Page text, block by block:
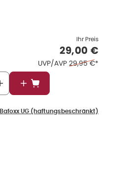
Ihr Preis
29,00 €
UVP/AVP Ehemaliger Preis
29,95 €*
In den Warenkorb
Bafoxx UG (haftungsbeschränkt)